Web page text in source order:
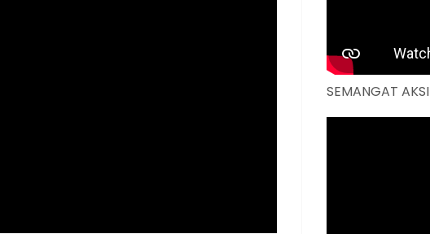
SEMANGAT AKSI